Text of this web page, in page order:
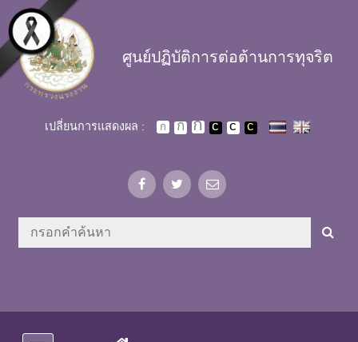
Skip to main content
ศูนย์ปฏิบัติการต่อต้านการทุจริต
เปลี่ยนการแสดงผล :